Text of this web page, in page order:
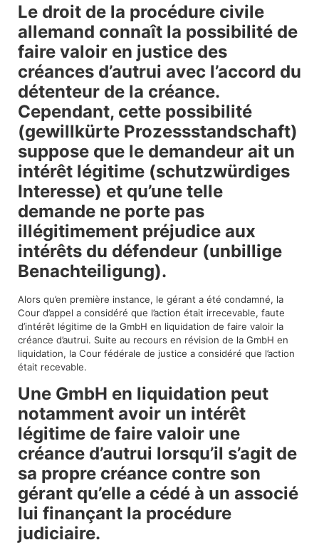
Le droit de la procédure civile
allemand connaît la possibilité de
faire valoir en justice des
créances d’autrui avec l’accord du
détenteur de la créance.
Cependant, cette possibilité
(gewillkürte Prozessstandschaft)
suppose que le demandeur ait un
intérêt légitime (schutzwürdiges
Interesse) et qu’une telle
demande ne porte pas
illégitimement préjudice aux
intérêts du défendeur (unbillige
Benachteiligung).
Alors qu’en première instance, le gérant a été condamné, la
Cour d’appel a considéré que l’action était irrecevable, faute
d’intérêt légitime de la GmbH en liquidation de faire valoir la
créance d’autrui. Suite au recours en révision de la GmbH en
liquidation, la Cour fédérale de justice a considéré que l’action
était recevable.
Une GmbH en liquidation peut
notamment avoir un intérêt
légitime de faire valoir une
créance d’autrui lorsqu’il s’agit de
sa propre créance contre son
gérant qu’elle a cédé à un associé
lui finançant la procédure
judiciaire.